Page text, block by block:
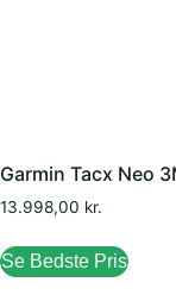
Garmin Tacx Neo
13.998,00 kr.
Se Bedste Pris